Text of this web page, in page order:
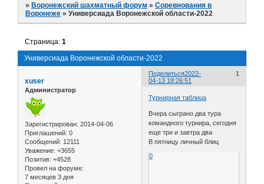
»Воронежский шахматный форум »Соревнования в
Воронеже »Универсиада Воронежской области-2022
Универсиада Воронежской области-2022
Страница:1
Поделиться 1
2022-
04-13 18:26:51
xuser
Администратор
Зарегистрирован: 2014-04-06
Приглашений: 0
Сообщений: 12111
Уважение: +3655
Позитив: +4528
Провел на форуме:
7 месяцев 3 дня
Турнирная таблица
Вчера сыграно два тура
командного турнира, сегодня
еще три и завтра два
В пятницу личный блиц
0